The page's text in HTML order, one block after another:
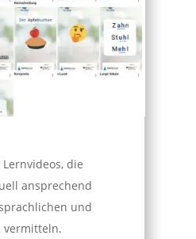
die
ansprechend
und
vermitteln.